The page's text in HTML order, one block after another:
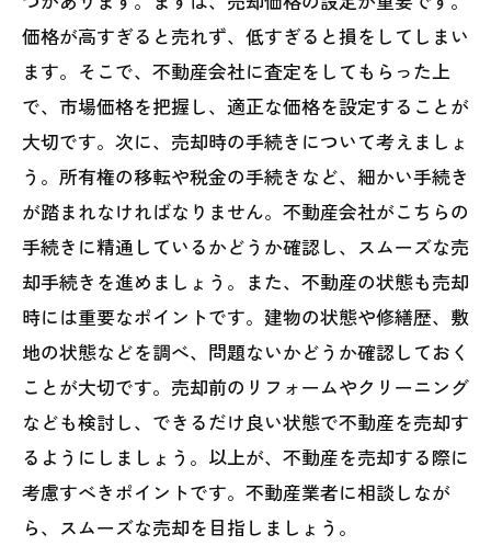
価格が高すぎると売れず、低すぎると損をしてしまい
ます。そこで、不動産会社に査定をしてもらった上
で、市場価格を把握し、適正な価格を設定することが
大切です。次に、売却時の手続きについて考えましょ
う。所有権の移転や税金の手続きなど、細かい手続き
が踏まれなければなりません。不動産会社がこちらの
手続きに精通しているかどうか確認し、スムーズな売
却手続きを進めましょう。また、不動産の状態も売却
時には重要なポイントです。建物の状態や修繕歴、敷
地の状態などを調べ、問題ないかどうか確認しておく
ことが大切です。売却前のリフォームやクリーニング
なども検討し、できるだけ良い状態で不動産を売却す
るようにしましょう。以上が、不動産を売却する際に
考慮すべきポイントです。不動産業者に相談しなが
ら、スムーズな売却を目指しましょう。